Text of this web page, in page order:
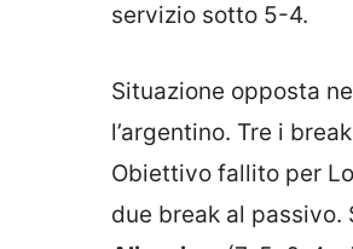
servizio sotto 5-4.
Situazione opposta
l’argentino. Tre i
Obiettivo fallito per
due break al